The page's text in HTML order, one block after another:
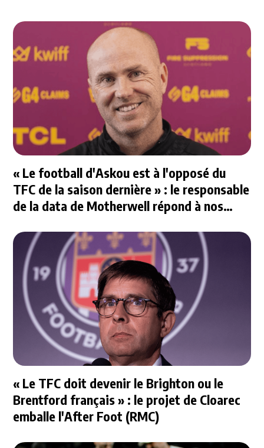
« Le football d'Askou est à l'opposé du
TFC de la saison dernière » : le responsable
de la data de Motherwell répond à nos
« Le TFC doit devenir le Brighton ou le
Brentford français » : le projet de Cloarec
emballe l'After Foot (RMC)